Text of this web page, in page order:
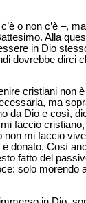
o non c’è –,
Alla
in Dio
dovrebbe dirci
cristiani non
ma
da Dio e così,
faccio
mi faccio
donato. Così
fatto del
solo morendo